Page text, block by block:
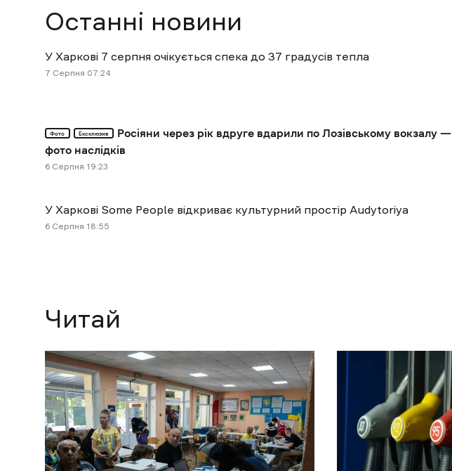
Останні новини
У Харкові 7 серпня очікується спека до 37 градусів тепла
7 Cерпня 07:24
Фото Ексклюзив
Росіяни через рік вдруге вдарили по Лозівському вокзалу —
фото наслідків
6 Cерпня 19:23
У Харкові Some People відкриває культурний простір Audytoriya
6 Cерпня 18:55
Читай